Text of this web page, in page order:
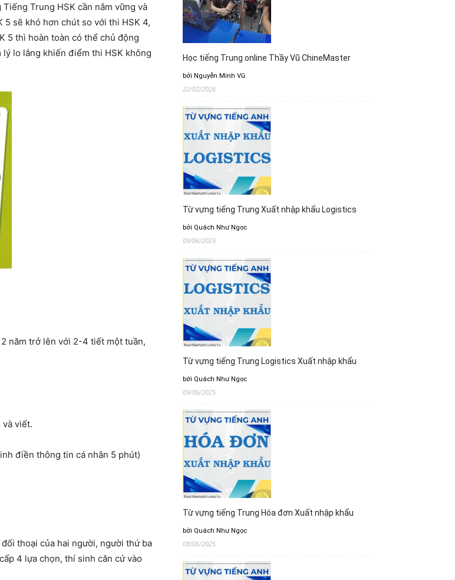
Trung HSK cần nắm vững và
sẽ khó hơn chút so với thi HSK 4,
5 thì hoàn toàn có thể chủ động
lo lắng khiến điểm thi HSK không
năm trở lên với 2-4 tiết một tuần,
và viết.
điền thông tin cá nhân 5 phút)
thoại của hai người, người thứ ba
4 lựa chọn, thí sinh căn cứ vào
Học tiếng Trung online Thầy Vũ ChineMaster
bởi Nguyễn Minh Vũ
22/02/2026
Từ vựng tiếng Trung Xuất nhập khẩu Logistics
bởi Quách Như Ngọc
09/06/2025
Từ vựng tiếng Trung Logistics Xuất nhập khẩu
bởi Quách Như Ngọc
09/06/2025
Từ vựng tiếng Trung Hóa đơn Xuất nhập khẩu
bởi Quách Như Ngọc
08/06/2025